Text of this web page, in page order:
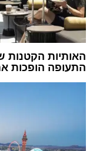
האותיות הקטנות
התעופה הופכות